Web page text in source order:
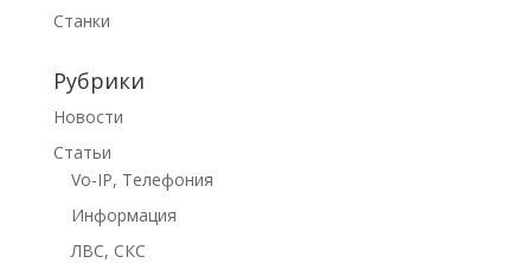
Станки
Рубрики
Новости
Статьи
Vo-IP, Телефония
Информация
ЛВС, СКС